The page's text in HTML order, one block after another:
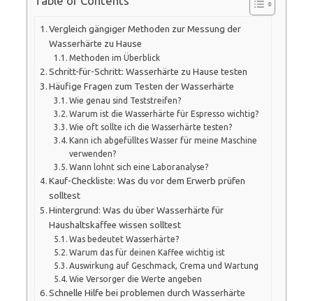
Vergleich gängiger Methoden zur Messung der
Wasserhärte zu Hause
Methoden im Überblick
Schritt-für-Schritt: Wasserhärte zu Hause testen
Häufige Fragen zum Testen der Wasserhärte
Wie genau sind Teststreifen?
Warum ist die Wasserhärte für Espresso wichtig?
Wie oft sollte ich die Wasserhärte testen?
Kann ich abgefülltes Wasser für meine Maschine
verwenden?
Wann lohnt sich eine Laboranalyse?
Kauf-Checkliste: Was du vor dem Erwerb prüfen
solltest
Hintergrund: Was du über Wasserhärte für
Haushaltskaffee wissen solltest
Was bedeutet Wasserhärte?
Warum das für deinen Kaffee wichtig ist
Auswirkung auf Geschmack, Crema und Wartung
Wie Versorger die Werte angeben
Schnelle Hilfe bei problemen durch Wasserhärte